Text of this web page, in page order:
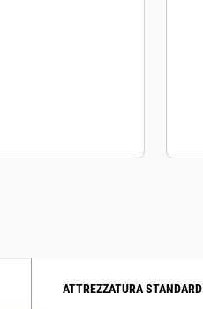
ATTREZZATURA STANDARD